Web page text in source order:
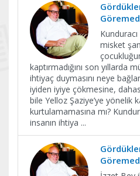
misket
kaptırmadığını son yıllarda
ihtiyaç duymasını neye
iyiden iyiye çökmesine,
bile Yelloz Şaziye’ye yönelik
kurtulamamasına mı?
insanın ihtiya ...